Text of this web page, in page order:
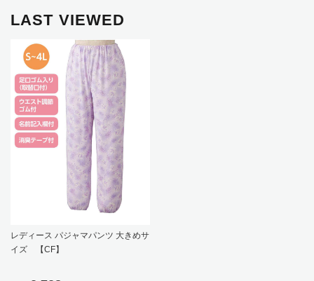
LAST VIEWED
レディース パジャマパンツ 大きめサ
イズ 【CF】